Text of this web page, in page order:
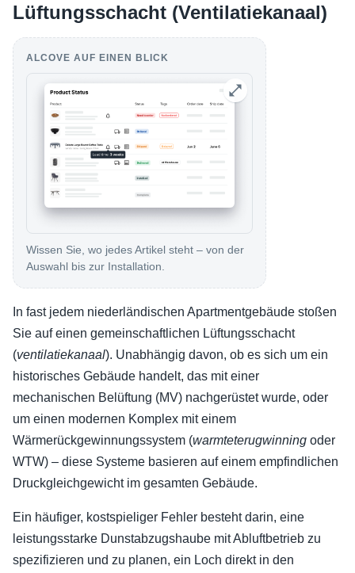
Lüftungsschacht (Ventilatiekanaal)
ALCOVE AUF EINEN BLICK
Wissen Sie, wo jedes Artikel steht – von der
Auswahl bis zur Installation.
In fast jedem niederländischen Apartmentgebäude stoßen
Sie auf einen gemeinschaftlichen Lüftungsschacht
(ventilatiekanaal). Unabhängig davon, ob es sich um ein
historisches Gebäude handelt, das mit einer
mechanischen Belüftung (MV) nachgerüstet wurde, oder
um einen modernen Komplex mit einem
Wärmerückgewinnungssystem (warmteterugwinning oder
WTW) – diese Systeme basieren auf einem empfindlichen
Druckgleichgewicht im gesamten Gebäude.
Ein häufiger, kostspieliger Fehler besteht darin, eine
leistungsstarke Dunstabzugshaube mit Abluftbetrieb zu
spezifizieren und zu planen, ein Loch direkt in den